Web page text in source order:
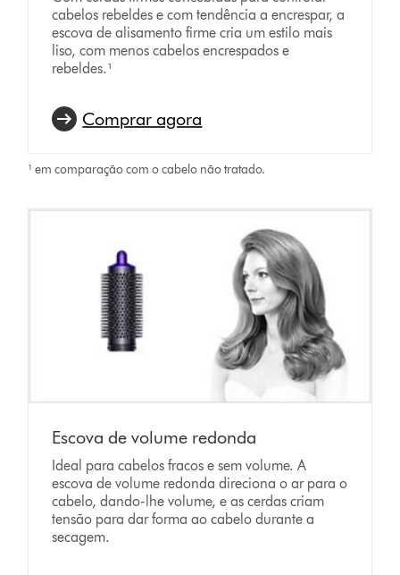
cabelos rebeldes e com tendência a encrespar, a
escova de alisamento firme cria um estilo mais
liso, com menos cabelos encrespados e
rebeldes.¹
Comprar agora
¹ em comparação com o cabelo não tratado.
Escova de volume redonda
Ideal para cabelos fracos e sem volume. A
escova de volume redonda direciona o ar para o
cabelo, dando-lhe volume, e as cerdas criam
tensão para dar forma ao cabelo durante a
secagem.